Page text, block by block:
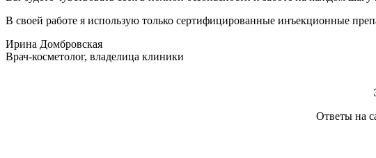
В своей работе я использую только сертифицированные инъекционные
Ирина Домбровская
Врач-косметолог, владелица клиники
Ответы на